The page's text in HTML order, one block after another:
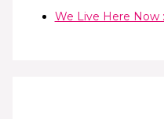
We Live Here Now